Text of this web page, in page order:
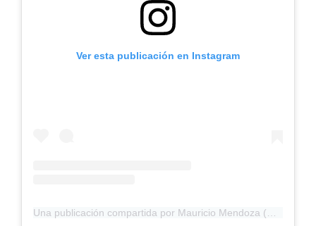
Ver esta publicación en Instagram